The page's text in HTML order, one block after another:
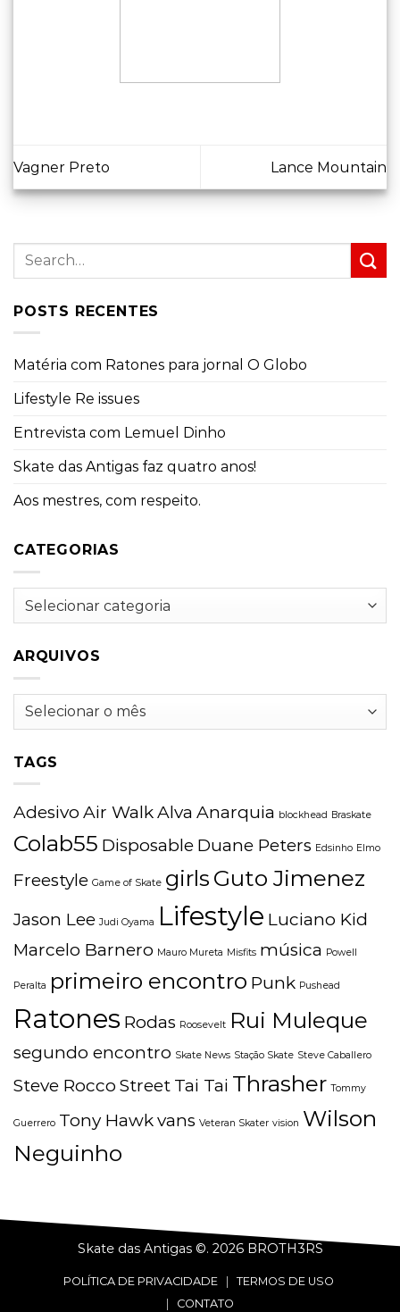
Vagner Preto Lance Mountain
POSTS RECENTES
Matéria com Ratones para jornal O Globo
Lifestyle Re issues
Entrevista com Lemuel Dinho
Skate das Antigas faz quatro anos!
Aos mestres, com respeito.
CATEGORIAS
Categorias
ARQUIVOS
Arquivos
TAGS
Adesivo Air WalkAlva Anarquia blockhead Braskate
Colab55 Disposable Duane Peters Edsinho Elmo
Freestyle Game of Skate girls Guto Jimenez
Jason Lee Judi Oyama Lifestyle Luciano Kid
Marcelo Barnero Mauro Mureta Misfits música Powell
Peralta primeiro encontro Punk Pushead
Ratones Rodas Roosevelt Rui Muleque
segundo encontro Skate News Stação Skate Steve Caballero
Steve Rocco Street Tai Tai Thrasher Tommy
Guerrero Tony Hawkvans Veteran Skater vision Wilson
Neguinho
Skate das Antigas ©. 2026 BROTH3RS
POLÍTICA DE PRIVACIDADE
TERMOS DE USO
CONTATO